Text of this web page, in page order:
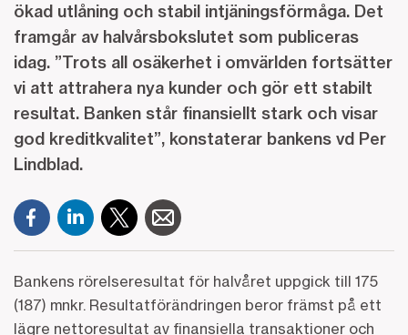
ökad utlåning och stabil intjäningsförmåga. Det
framgår av halvårsbokslutet som publiceras
idag. ”Trots all osäkerhet i omvärlden fortsätter
vi att attrahera nya kunder och gör ett stabilt
resultat. Banken står finansiellt stark och visar
god kreditkvalitet”, konstaterar bankens vd Per
Lindblad.
Bankens rörelseresultat för halvåret uppgick till 175
(187) mnkr. Resultatförändringen beror främst på ett
lägre nettoresultat av finansiella transaktioner och